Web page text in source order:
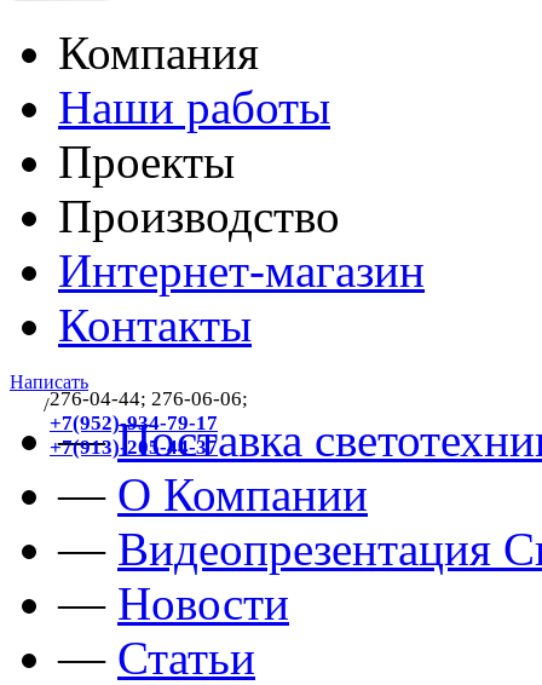
Компания
Наши работы
Проекты
Производство
Интернет-магазин
Контакты
Написать
/276-04-44; 276-06-06;
+7(952)-934-79-17
+7(913)-205-44-37
—Поставка
— О Компании
— Видеопрезентация
— Новости
— Статьи